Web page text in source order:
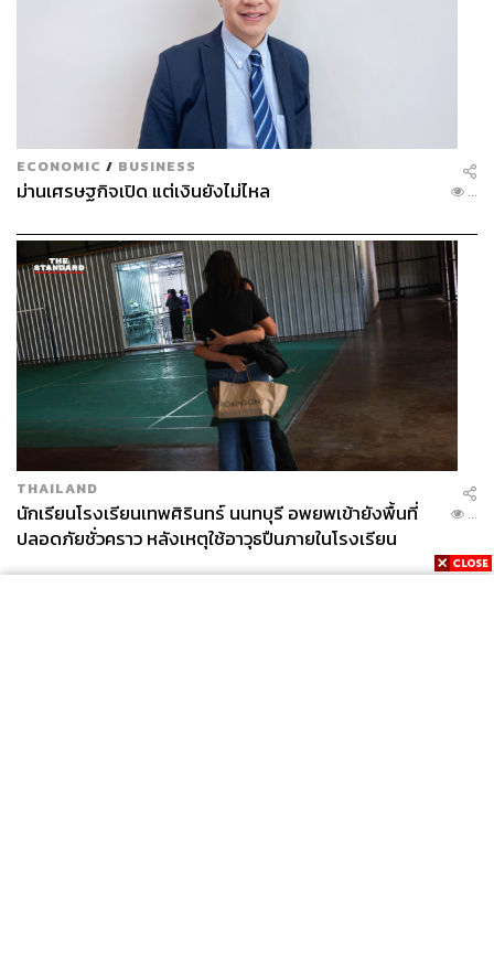
ECONOMIC / BUSINESS
ม่านเศรษฐกิจเปิด แต่เงินยังไม่ไหล ...
THAILAND
นักเรียนโรงเรียนเทพศิรินทร์ นนทบุรี อพยพเข้ายังพื้นที่
ปลอดภัยชั่วคราว หลังเหตุใช้อาวุธปืนภายในโรงเรียน
...